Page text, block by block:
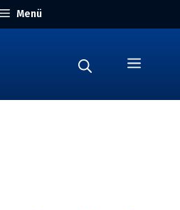
Menü
Menü